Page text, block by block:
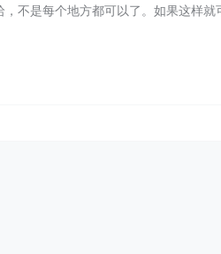
不是每个地方都可以了。如果这样就